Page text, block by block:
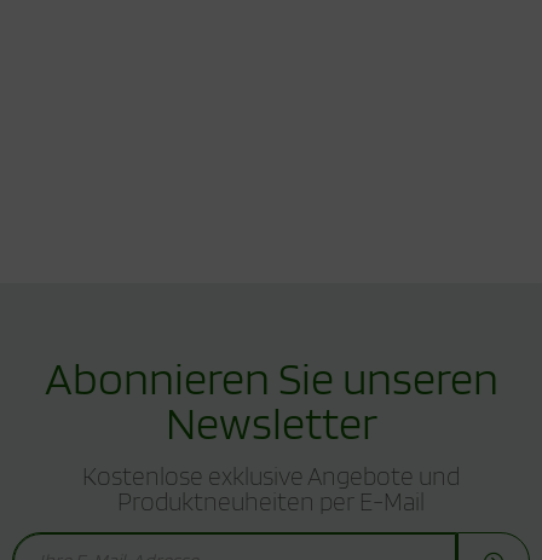
Abonnieren Sie unseren
Newsletter
Kostenlose exklusive Angebote und
Produktneuheiten per E-Mail